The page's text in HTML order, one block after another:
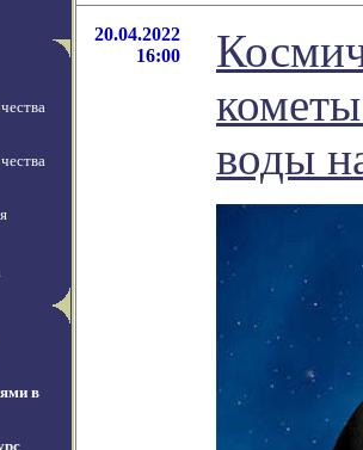
в
20.04.2022
16:00
воды